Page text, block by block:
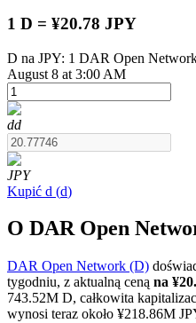
Kontrakty terminowe na
Kontrakty terminowe
Kontrakty terminowe na
1 D = ¥20.78 JPY
D na JPY: 1 DAR Open
August 8 at 3:00 AM
dd
JPY
Kupić d (d)
O DAR Open
DAR Open Network (D)
tygodniu, z aktualną ceną na
743.52M D, całkowita
wynosi teraz około ¥218.86M